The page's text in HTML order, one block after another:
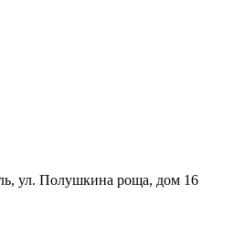
ул. Полушкина роща, дом 16